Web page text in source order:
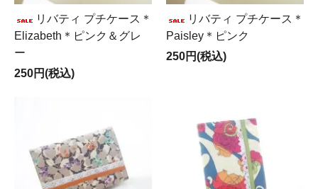
リバティ プチケース＊
Elizabeth＊ピンク＆グレ
ー
250円(税込)
リバティ プチケース＊
Paisley＊ピンク
250円(税込)